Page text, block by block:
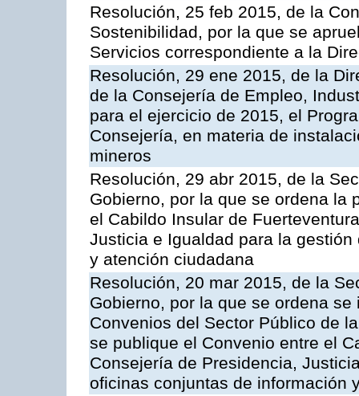
Resolución, 25 feb 2015, de la
Sostenibilidad, por la que se
Servicios correspondiente a la
Resolución, 29 ene 2015, de la
de la Consejería de Empleo,
para el ejercicio de 2015, el
Consejería, en materia de
mineros
Resolución, 29 abr 2015, de la
Gobierno, por la que se ordena la
el Cabildo Insular de
Justicia e Igualdad para la
y atención ciudadana
Resolución, 20 mar 2015, de la
Gobierno, por la que se ordena
Convenios del Sector Público de
se publique el Convenio entre el
Consejería de Presidencia,
oficinas conjuntas de información